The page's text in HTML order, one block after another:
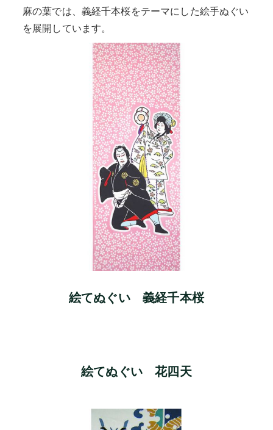
麻の葉では、義経千本桜をテーマにした絵手ぬぐい
を展開しています。
絵てぬぐい 義経千本桜
絵てぬぐい 花四天